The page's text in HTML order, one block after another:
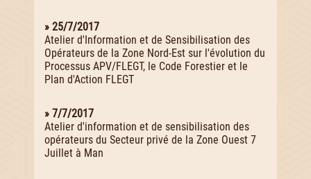
» 25/7/2017
Atelier d'Information et de Sensibilisation des
Opérateurs de la Zone Nord-Est sur l'évolution du
Processus APV/FLEGT, le Code Forestier et le
Plan d'Action FLEGT
» 7/7/2017
Atelier d'information et de sensibilisation des
opérateurs du Secteur privé de la Zone Ouest 7
Juillet à Man